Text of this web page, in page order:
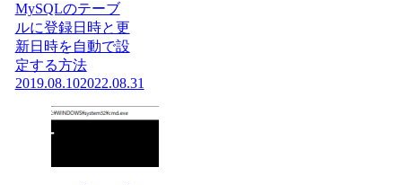
MySQLのテーブ
ルに登録日時と更
新日時を自動で設
定する方法
2019.08.102022.08.31